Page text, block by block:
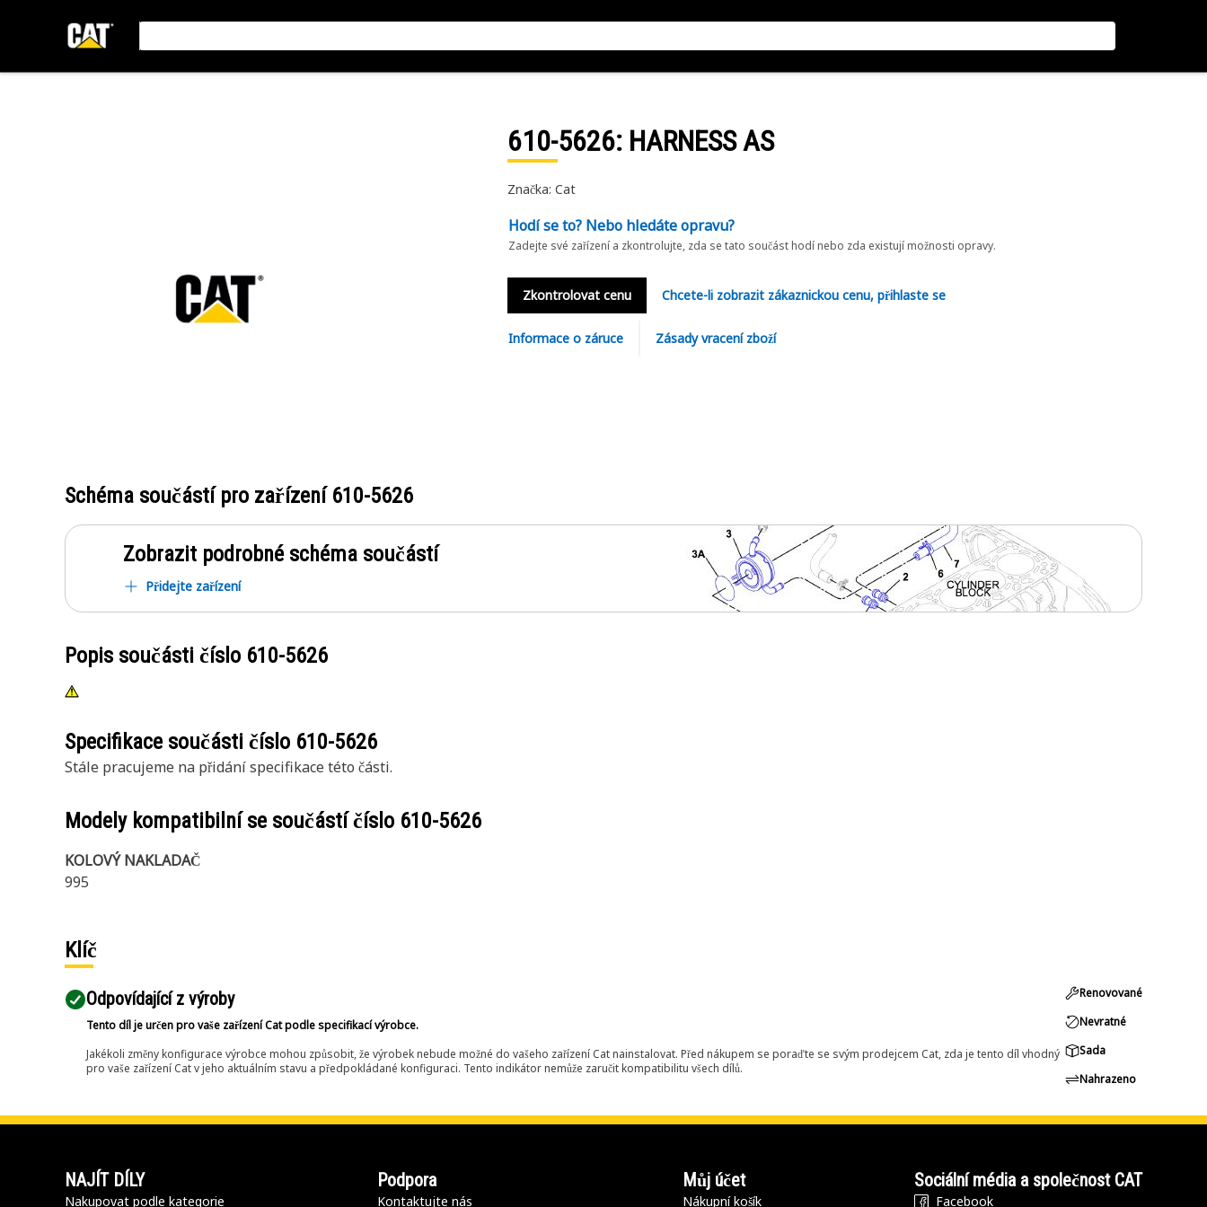
610-5626: HARNESS AS
Značka: Cat
Hodí se to? Nebo hledáte opravu?
Zadejte své zařízení a zkontrolujte, zda se tato součást hodí nebo zda existují možnosti opravy.
Zkontrolovat cenu Chcete-li zobrazit zákaznickou cenu, přihlaste se
Informace o záruce Zásady vracení zboží
Schéma součástí pro zařízení 610-5626
Zobrazit podrobné schéma součástí
Přidejte zařízení
Popis součásti číslo 610-5626
Specifikace součásti číslo 610-5626
Stále pracujeme na přidání specifikace této části.
Modely kompatibilní se součástí číslo 610-5626
KOLOVÝ NAKLADAČ
995
Klíč
Odpovídající z výroby
Tento díl je určen pro vaše zařízení Cat podle specifikací výrobce.
Jakékoli změny konfigurace výrobce mohou způsobit, že výrobek nebude možné do vašeho zařízení Cat nainstalovat. Před nákupem se poraďte se svým prodejcem Cat, zda je tento díl vhodný
pro vaše zařízení Cat v jeho aktuálním stavu a předpokládané konfiguraci. Tento indikátor nemůže zaručit kompatibilitu všech dílů.
Renovované
Nevratné
Sada
Nahrazeno
NAJÍT DÍLY
Nakupovat podle kategorie
Podpora
Kontaktujte nás
Můj účet
Nákupní košík
Sociální média a společnost CAT
Facebook